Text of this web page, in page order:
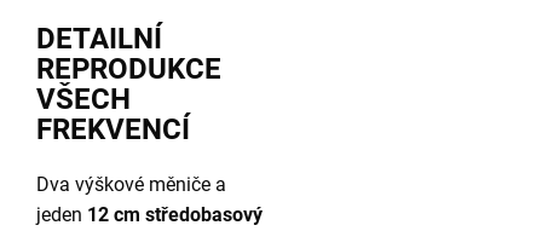
DETAILNÍ
REPRODUKCE
VŠECH
FREKVENCÍ
Dva výškové měniče a
jeden 12 cm středobasový